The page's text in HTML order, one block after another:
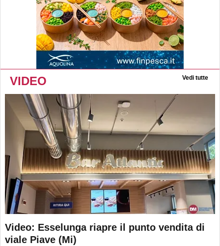
VIDEO Vedi tutte
Video: Esselunga riapre il punto vendita di
viale Piave (Mi)